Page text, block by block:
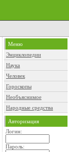
Меню
Энциклопедии
Наука
Человек
Гороскопы
Необъяснимое
Народные средства
Авторизация
Логин:
Пароль: